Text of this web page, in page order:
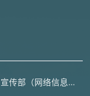
宣传部（网络信息安全管理与新闻中心）